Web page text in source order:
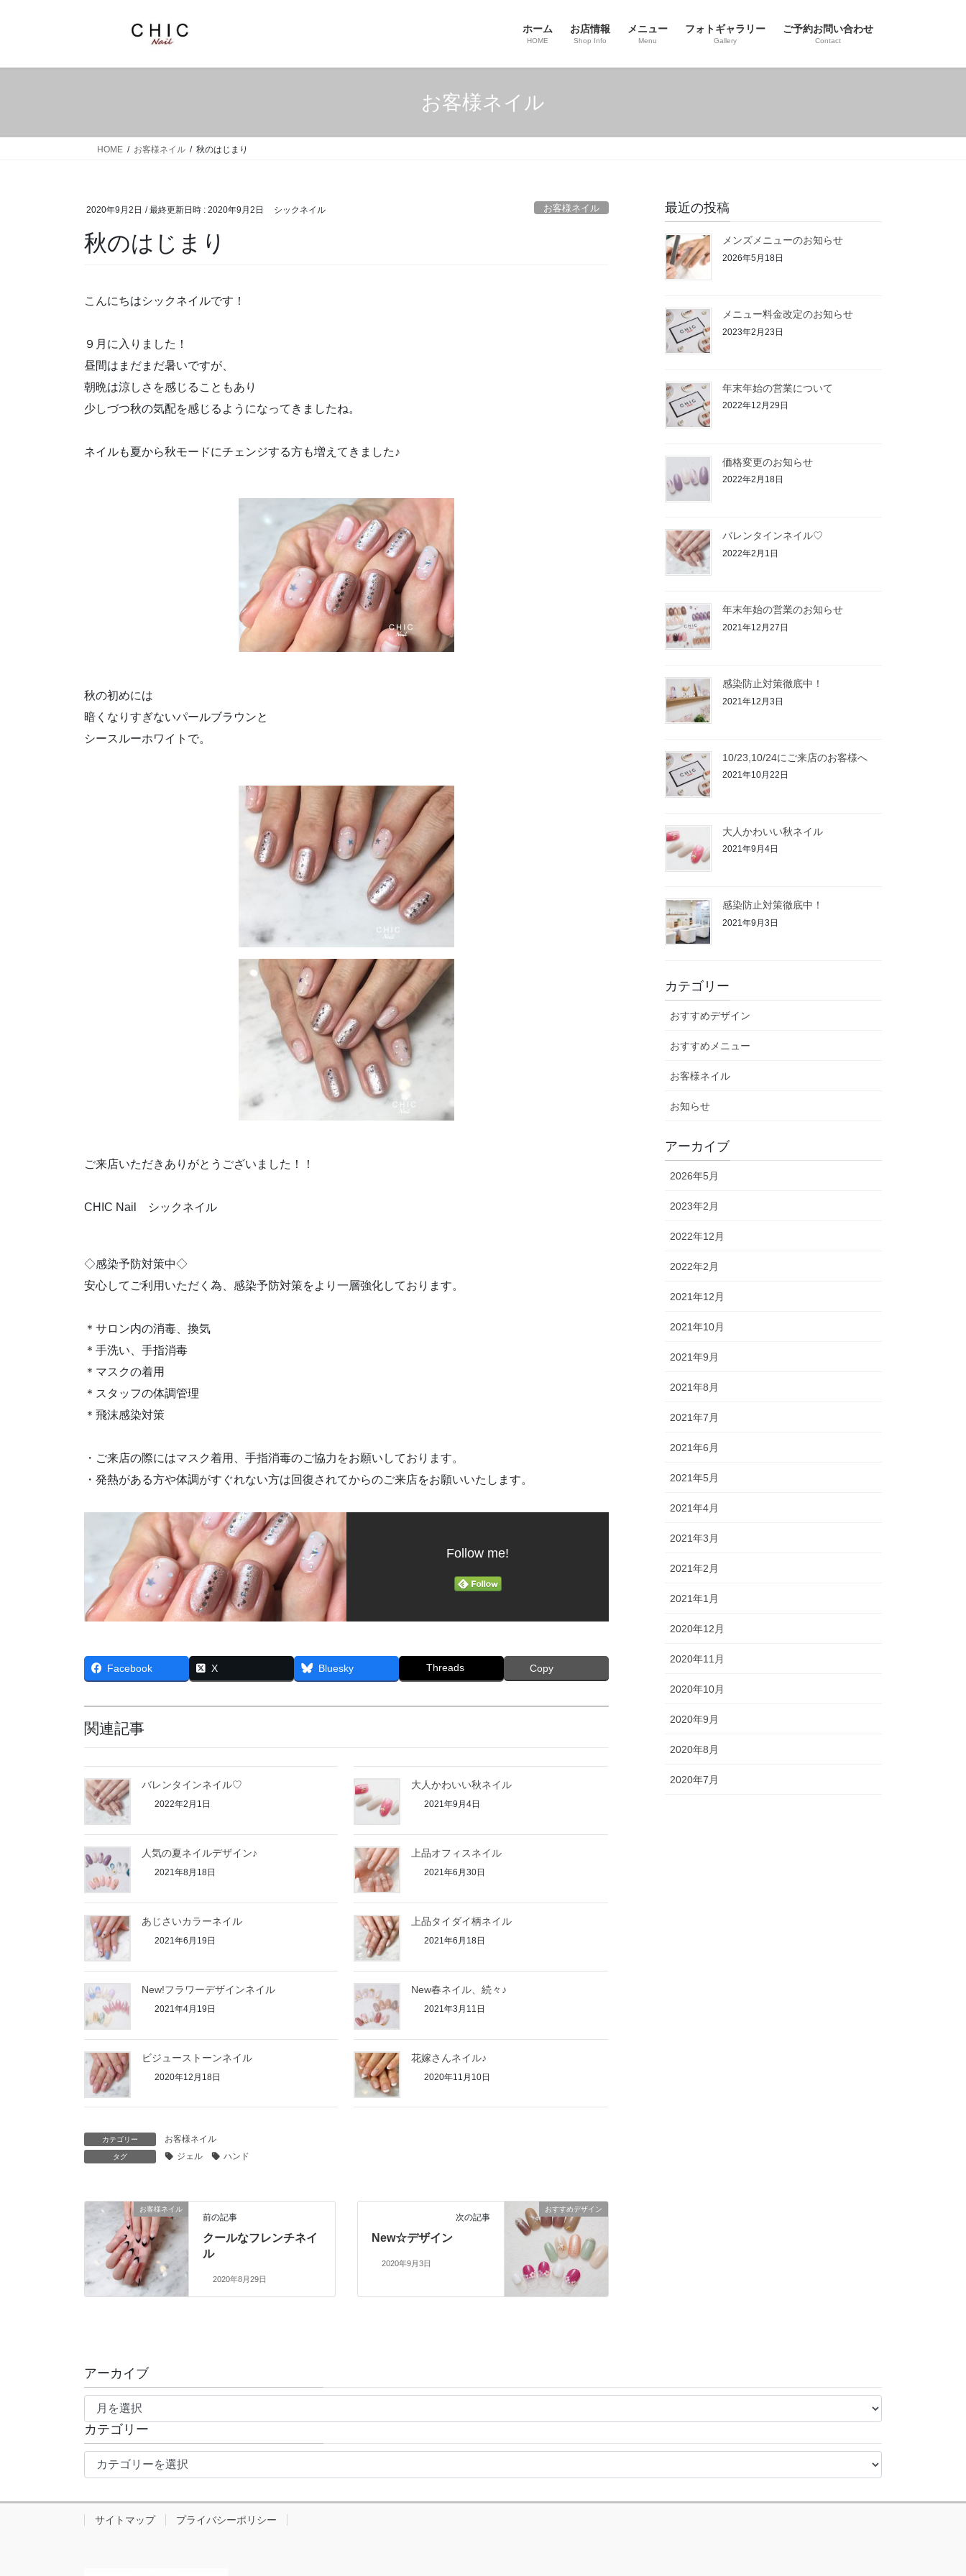
ホーム
HOME
お店情報
Shop Info
メニュー
Menu
フォトギャラリー
Gallery
ご予約お問い合わせ
Contact
お客様ネイル
HOME お客様ネイル 秋のはじまり
2020年9月2日 / 最終更新日時 : 2020年9月2日 シックネイル お客様ネイル
秋のはじまり
こんにちはシックネイルです！
９月に入りました！
昼間はまだまだ暑いですが、
朝晩は涼しさを感じることもあり
少しづつ秋の気配を感じるようになってきましたね。
ネイルも夏から秋モードにチェンジする方も増えてきました♪
秋の初めには
暗くなりすぎないパールブラウンと
シースルーホワイトで。
ご来店いただきありがとうございました！！
CHIC Nail シックネイル
◇感染予防対策中◇
安心してご利用いただく為、感染予防対策をより一層強化しております。
＊サロン内の消毒、換気
＊手洗い、手指消毒
＊マスクの着用
＊スタッフの体調管理
＊飛沫感染対策
・ご来店の際にはマスク着用、手指消毒のご協力をお願いしております。
・発熱がある方や体調がすぐれない方は回復されてからのご来店をお願いいたします。
Follow me!
Facebook X Bluesky Threads Copy
関連記事
バレンタインネイル♡
2022年2月1日
大人かわいい秋ネイル
2021年9月4日
人気の夏ネイルデザイン♪
2021年8月18日
上品オフィスネイル
2021年6月30日
あじさいカラーネイル
2021年6月19日
上品タイダイ柄ネイル
2021年6月18日
New!フラワーデザインネイル
2021年4月19日
New春ネイル、続々♪
2021年3月11日
ビジューストーンネイル
2020年12月18日
花嫁さんネイル♪
2020年11月10日
カテゴリー お客様ネイル
タグ ジェル ハンド
お客様ネイル
前の記事
クールなフレンチネイ
ル
2020年8月29日
おすすめデザイン
次の記事
New☆デザイン
2020年9月3日
最近の投稿
メンズメニューのお知らせ
2026年5月18日
メニュー料金改定のお知らせ
2023年2月23日
年末年始の営業について
2022年12月29日
価格変更のお知らせ
2022年2月18日
バレンタインネイル♡
2022年2月1日
年末年始の営業のお知らせ
2021年12月27日
感染防止対策徹底中！
2021年12月3日
10/23,10/24にご来店のお客様へ
2021年10月22日
大人かわいい秋ネイル
2021年9月4日
感染防止対策徹底中！
2021年9月3日
カテゴリー
おすすめデザイン
おすすめメニュー
お客様ネイル
お知らせ
アーカイブ
2026年5月
2023年2月
2022年12月
2022年2月
2021年12月
2021年10月
2021年9月
2021年8月
2021年7月
2021年6月
2021年5月
2021年4月
2021年3月
2021年2月
2021年1月
2020年12月
2020年11月
2020年10月
2020年9月
2020年8月
2020年7月
アーカイブ
ア
カ
イ
カテゴリー
テ
ー
サイトマップ プライバシーポリシー